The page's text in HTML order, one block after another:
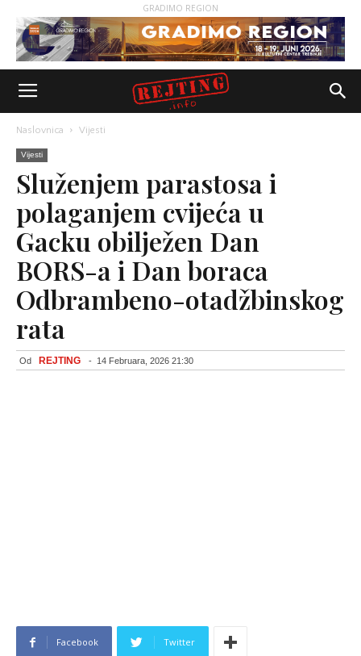
GRADIMO REGION
Naslovnica Vijesti
Vijesti
Služenjem parastosa i
polaganjem cvijeća u
Gacku obilježen Dan
BORS-a i Dan boraca
Odbrambeno-otadžbinskog
rata
Od REJTING - 14 Februara, 2026 21:30
Facebook Twitter